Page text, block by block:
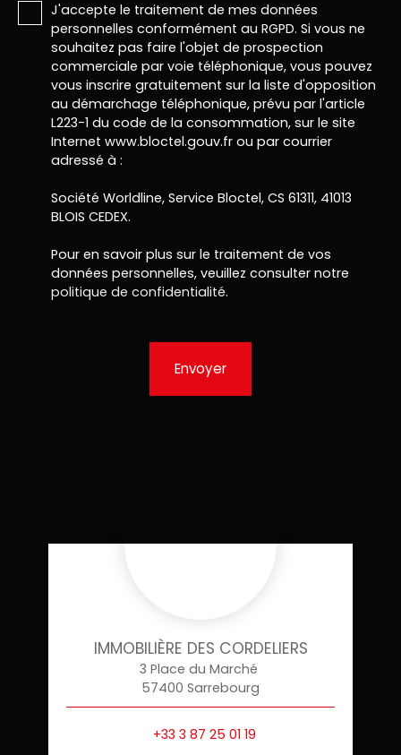
J'accepte le traitement de mes données
personnelles conformément au RGPD. Si vous ne
souhaitez pas faire l'objet de prospection
commerciale par voie téléphonique, vous pouvez
vous inscrire gratuitement sur la liste d'opposition
au démarchage téléphonique, prévu par l'article
L223-1 du code de la consommation, sur le site
Internet www.bloctel.gouv.fr ou par courrier
adressé à :
Société Worldline, Service Bloctel, CS 61311, 41013
BLOIS CEDEX.
Pour en savoir plus sur le traitement de vos
données personnelles, veuillez consulter notre
politique de confidentialité.
Envoyer
IMMOBILIÈRE DES CORDELIERS
3 Place du Marché
57400 Sarrebourg
+33 3 87 25 01 19